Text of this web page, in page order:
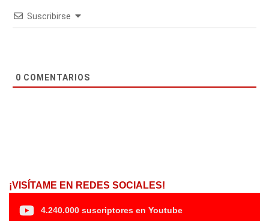
Suscribirse
0 COMENTARIOS
¡VISÍTAME EN REDES SOCIALES!
4.240.000 suscriptores en Youtube